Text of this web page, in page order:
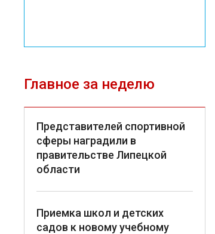
Главное за неделю
Представителей спортивной
сферы наградили в
правительстве Липецкой
области
Приемка школ и детских
садов к новому учебному